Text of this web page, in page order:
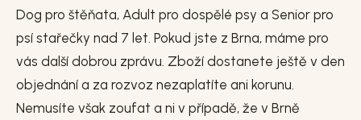
Dog pro štěňata, Adult pro dospělé psy a Senior pro
psí stařečky nad 7 let. Pokud jste z Brna, máme pro
vás další dobrou zprávu. Zboží dostanete ještě v den
objednání a za rozvoz nezaplatíte ani korunu.
Nemusíte však zoufat a ni v případě, že v Brně